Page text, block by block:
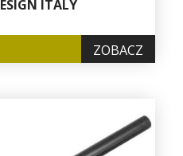
ITALY
ZOBACZ